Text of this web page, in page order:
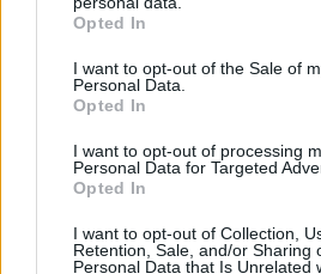
grant or deny consent to Google and
use your data for below specified
consent section.
Opted In
I want to opt-out of the Sale of
Personal Data.
Opted In
I want to opt-out of processing
Personal Data for Targeted
Opted In
I want to opt-out of Collection,
Retention, Sale, and/or Sharing
Personal Data that Is Unrelated
Μειωμένο / more.
ΙΟΥΛΙΟΣ 2026
Τετάρτη 1 Ιουλίου |
Δημήτρη Σαμόλη (Θέατρο)
Κακουλλής.Μονόλογος με τον